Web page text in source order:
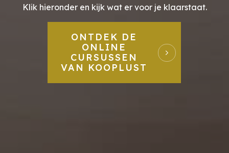
Klik hieronder en kijk wat er voor je klaarstaat.
ONTDEK DE
ONLINE
CURSUSSEN
VAN KOOPLUST